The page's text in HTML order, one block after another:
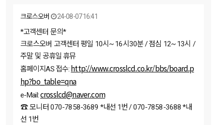
크로스오버 24-08-07 16:41
*고객센터 문의*
크로스오버 고객센터 평일 10시~ 16시30분 / 점심 12~ 13시 /
주말 및 공휴일 휴뮤
홈페이지AS 접수: http://www.crosslcd.co.kr/bbs/board.p
hp?bo_table=qna
e-Mail:crosslcd@naver.com
☎: 모니터 070-7858-3689 *내선 1번 / 070-7858-3688 *내
선 1번